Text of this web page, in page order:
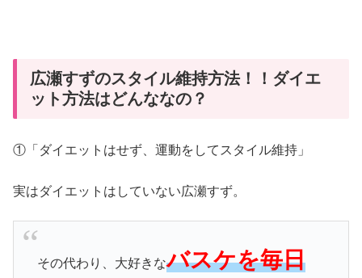
広瀬すずのスタイル維持方法！！ダイエ
ット方法はどんななの？
①「ダイエットはせず、運動をしてスタイル維持」
実はダイエットはしていない広瀬すず。
その代わり、大好きなバスケを毎日